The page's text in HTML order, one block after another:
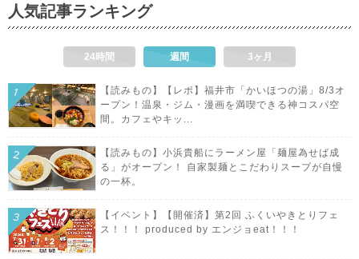
人気記事ランキング
24時間 週間 3ヶ月
【読みもの】【レポ】福井市「かいほつの湯」8/3オ
ープン！温泉・ジム・漫画を満喫できる神コスパ空
間。カフェやキッ...
【読みもの】小浜貴船にラーメン屋「麺屋為せば成
る」がオープン！ 自家製麺とこだわりスープが自慢
の一杯。
【イベント】【開催済】第2回 ふくいやきとりフェ
ス！！！ produced by エンジョeat！！！